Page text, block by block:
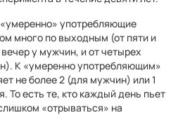
употребляющие
много по выходным (от пяти и
у мужчин, и от четырех
К «умеренно употребляющим»
не более 2 (для мужчин) или 1
То есть те, кто каждый день пьет
«отрываться» на